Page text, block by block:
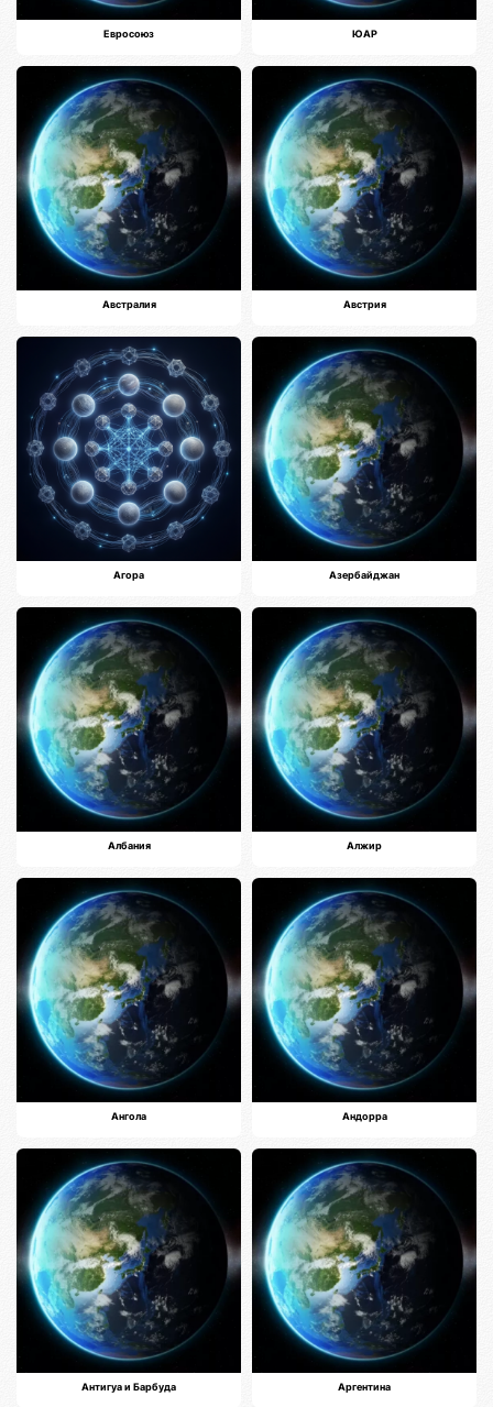
Евросоюз ЮАР
Австралия Австрия
Агора Азербайджан
Албания Алжир
Ангола Андорра
Антигуа и Барбуда Аргентина